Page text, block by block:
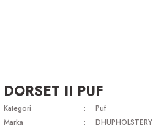
DORSET II PUF
Kategori
Puf
Marka
DHUPHOLSTERY